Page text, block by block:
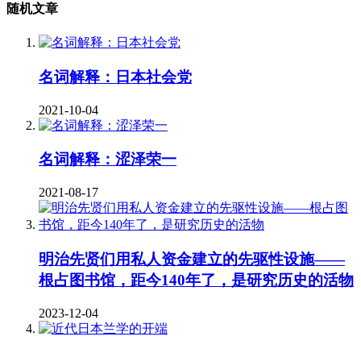
随机文章
名词解释：日本社会党
2021-10-04
名词解释：涩泽荣一
2021-08-17
明治先贤们用私人资金建立的先驱性设施——
根占图书馆，距今140年了，是研究历史的活物
2023-12-04